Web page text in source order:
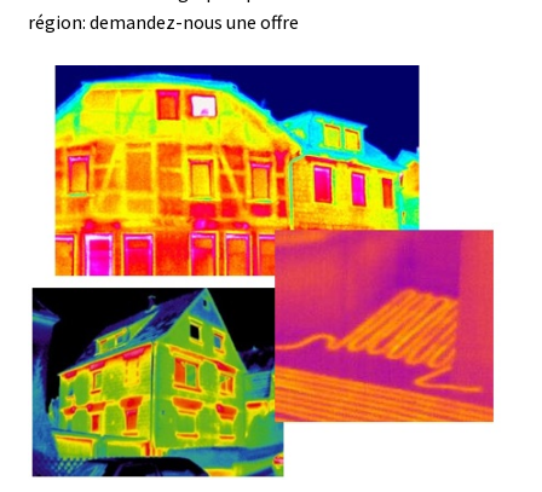
Analyse des toxines
Analyse du lait
Analyse du vin
Analyse microbiologique
Appareils de laboratoire
Appareils de laboratoire d’occasion
Armoires antidéflagrantes EX
région: demandez-nous une offre